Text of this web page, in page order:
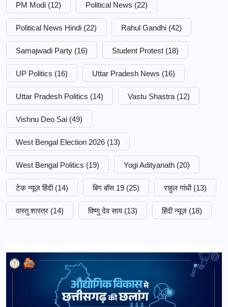
PM Modi (12) Political News (22)
Political News Hindi (22) Rahul Gandhi (42)
Samajwadi Party (16) Student Protest (18)
UP Politics (16) Uttar Pradesh News (16)
Uttar Pradesh Politics (14) Vastu Shastra (12)
Vishnu Deo Sai (49)
West Bengal Election 2026 (13)
West Bengal Politics (19) Yogi Adityanath (20)
टेक न्यूज़ हिंदी (14) बिग बॉस 19 (25) राहुल गांधी (13)
वास्तु शास्त्र (14) विष्णु देव साय (13) हिंदी न्यूज़ (18)